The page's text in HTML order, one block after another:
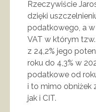
Rzeczywiście
dzięki
podatkowego, a
VAT w którym
z 24,2% jego
roku do 4,3% w
podatkowe od
i to mimo obniżek
jak i CIT.